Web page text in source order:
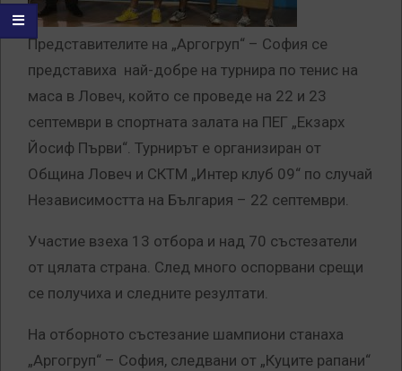
Представителите на „Аргогруп“ – София се
представиха най-добре на турнира по тенис на
маса в Ловеч, който се проведе на 22 и 23
септември в спортната залата на ПЕГ „Екзарх
Йосиф Първи“. Турнирът е организиран от
Община Ловеч и СКТМ „Интер клуб 09“ по случай
Независимостта на България – 22 септември.
Участие взеха 13 отбора и над 70 състезатели
от цялата страна. След много оспорвани срещи
се получиха и следните резултати.
На отборното състезание шампиони станаха
„Аргогруп“ – София, следвани от „Куците рапани“